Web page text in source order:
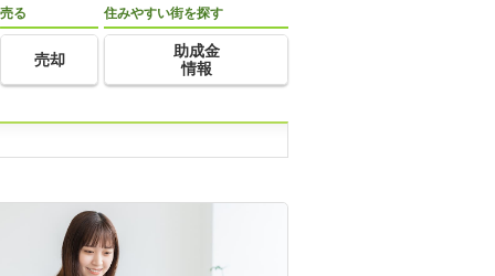
売る
売却
住みやすい街を探す
助成金
情報